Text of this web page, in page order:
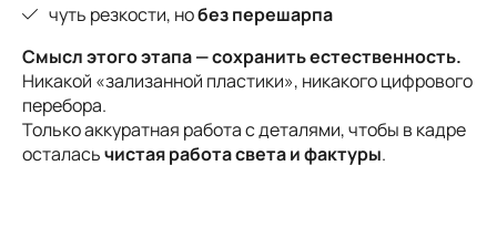
чуть резкости, нобез перешарпа
Смысл этого этапа — сохранить естественность.
Никакой «зализанной пластики», никакого цифрового
перебора.
Только аккуратная работа с деталями, чтобы в кадре
осталасьчистая работа света и фактуры.